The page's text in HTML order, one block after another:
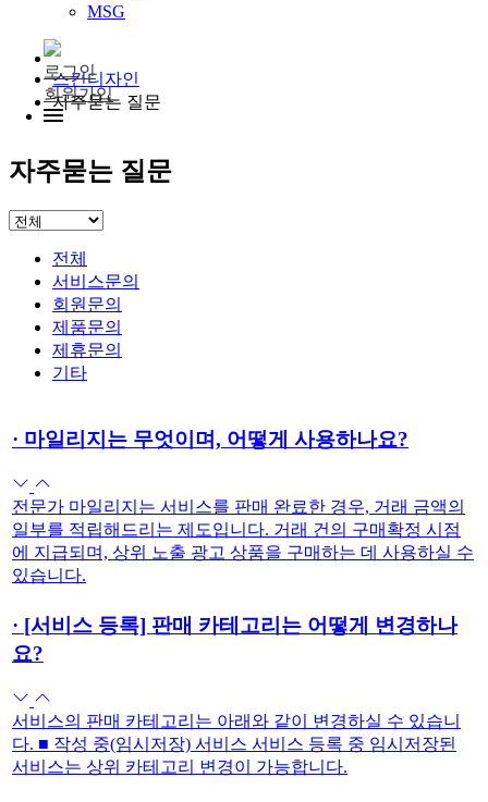
MSG
로그인
회원가입
스킨디자인
자주묻는 질문
자주묻는 질문
전체
서비스문의
회원문의
제품문의
제휴문의
기타
· 마일리지는 무엇이며, 어떻게 사용하나요?
전문가 마일리지는 서비스를 판매 완료한 경우, 거래 금액의
일부를 적립해드리는 제도입니다. 거래 건의 구매확정 시점
에 지급되며, 상위 노출 광고 상품을 구매하는 데 사용하실 수
있습니다.
· [서비스 등록] 판매 카테고리는 어떻게 변경하나
요?
서비스의 판매 카테고리는 아래와 같이 변경하실 수 있습니
다. ■ 작성 중(임시저장) 서비스 서비스 등록 중 임시저장된
서비스는 상위 카테고리 변경이 가능합니다.